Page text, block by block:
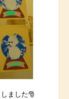
ました🎅